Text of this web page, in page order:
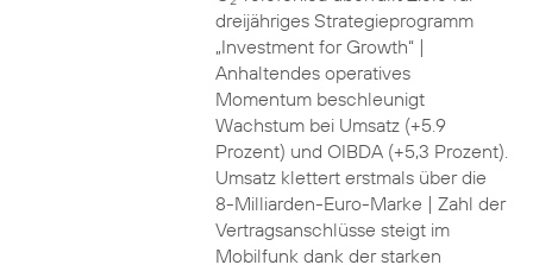
dreijähriges Strategieprogramm
„Investment for Growth“ |
Anhaltendes operatives
Momentum beschleunigt
Wachstum bei Umsatz (+5.9
Prozent) und OIBDA (+5,3 Prozent).
Umsatz klettert erstmals über die
8-Milliarden-Euro-Marke | Zahl der
Vertragsanschlüsse steigt im
Mobilfunk dank der starken